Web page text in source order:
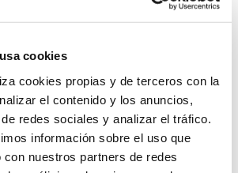
cookies
cookies propias y de terceros con la
el contenido y los anuncios,
redes sociales y analizar el tráfico.
información sobre el uso que
con nuestros partners de redes